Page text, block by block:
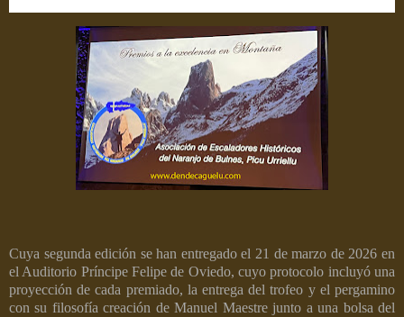
Cuya segunda edición se han entregado el 21 de marzo de 2026 en
el Auditorio Príncipe Felipe de Oviedo, cuyo protocolo incluyó una
proyección de cada premiado, la entrega del trofeo y el pergamino
con su filosofía creación de Manuel Maestre junto a una bolsa del